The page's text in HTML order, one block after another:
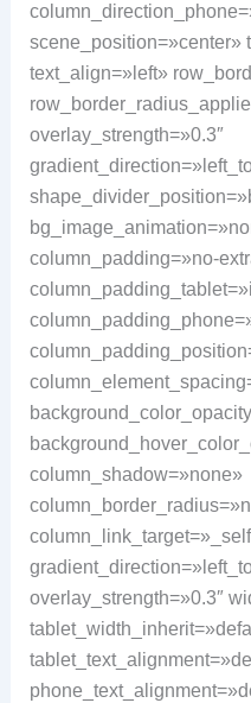
scene_position=»center»
text_align=»left»
overlay_strength=»0.3″
column_padding=»no-
column_shadow=»none»
overlay_strength=»0.3″